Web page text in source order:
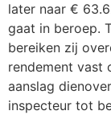
later naar €
gaat in beroep.
bereiken zij
rendement vast
aanslag
inspecteur tot